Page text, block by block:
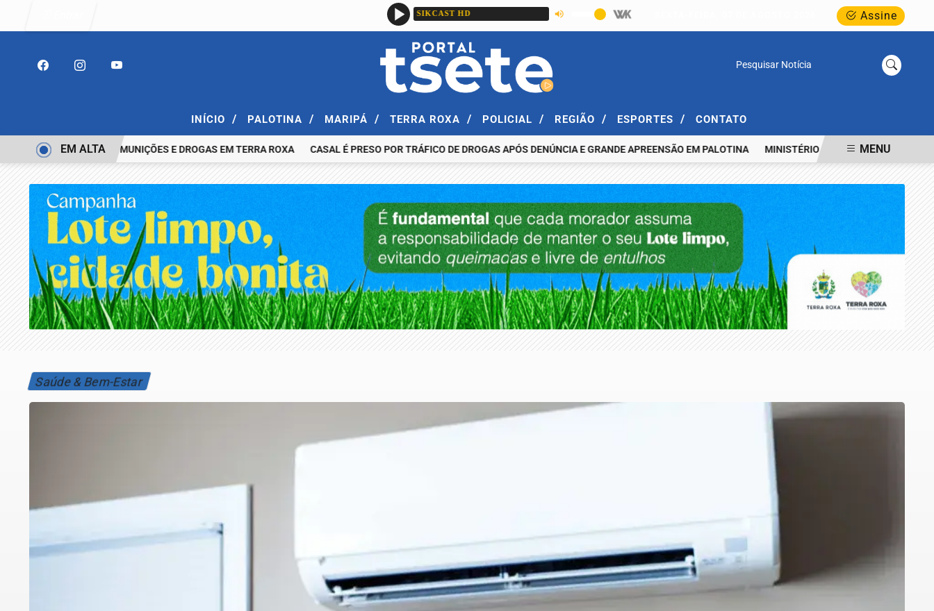
Assine
Pesquisar Notícia
INÍCIO / PALOTINA / MARIPÁ / TERRA ROXA / POLICIAL / REGIÃO / ESPORTES / CONTATO
COM ESPINGARDA, MUNIÇÕES E DROGAS EM TERRA ROXA CASAL É PRESO POR TRÁFICO DE DROGAS APÓS DENÚNCIA E GRANDE APREENSÃO EM PALOTINA MINISTÉRIO PÚBLICO REALIZA AUDIÊNCIA
EM ALTA MENU
Saúde & Bem-Estar